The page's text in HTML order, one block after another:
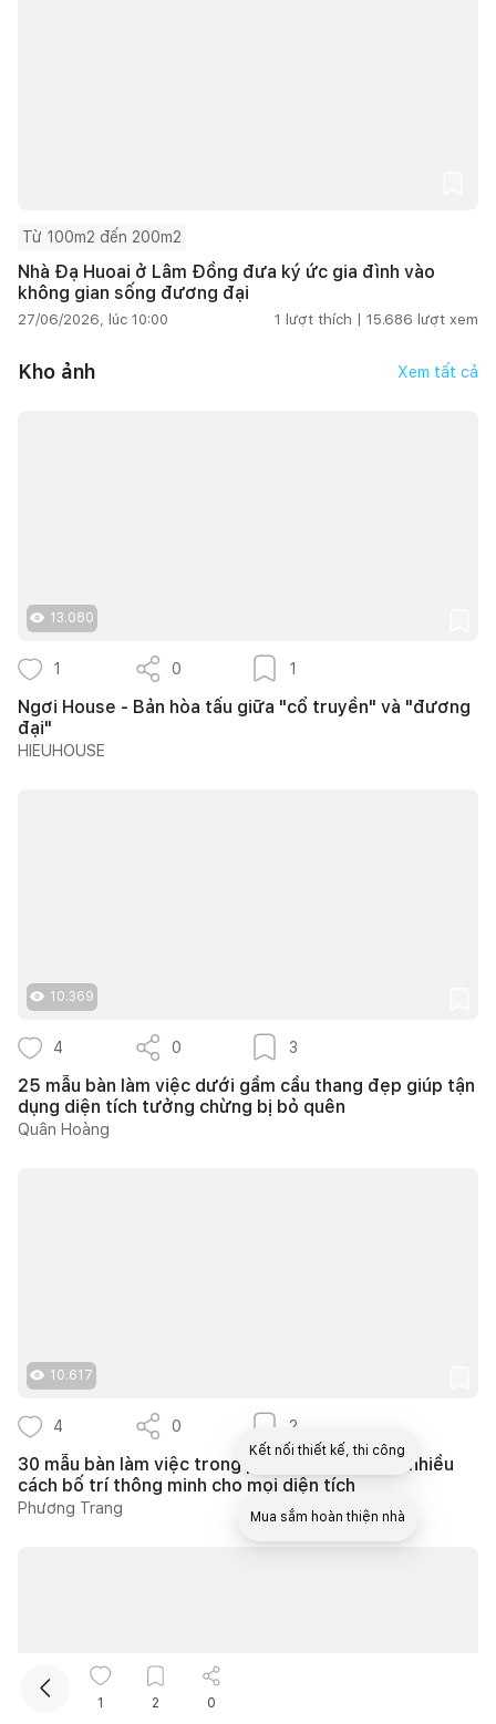
Từ 100m2 đến 200m2
Nhà Đạ Huoai ở Lâm Đồng đưa ký ức gia đình vào
không gian sống đương đại
27/06/2026, lúc 10:00 1 lượt thích | 15.686 lượt xem
Kho ảnh Xem tất cả
13.080
1 0 1
Ngơi House - Bản hòa tấu giữa "cổ truyền" và "đương
đại"
HIEUHOUSE
10.369
4 0 3
25 mẫu bàn làm việc dưới gầm cầu thang đẹp giúp tận
dụng diện tích tưởng chừng bị bỏ quên
Quân Hoàng
10.617
4 0 2
30 mẫu bàn làm việc trong phòng ngủ đẹp với nhiều
cách bố trí thông minh cho mọi diện tích
Phương Trang
1 2 0
Kết nối thiết kế, thi công
Mua sắm hoàn thiện nhà